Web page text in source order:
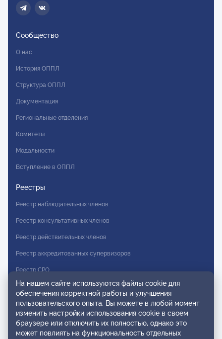
Сообщество
О нас
История ОППЛ
Структура ОППЛ
Документация
Региональные отделения
Комитеты
Модальности
Вступление в ОППЛ
Реестры
Реестр наблюдательных членов
Реестр консультативных членов
Реестр действительных членов
Реестр аккредитованных супервизоров
Реестр СРО
Сертификация
Сертификация тренеров и преподавателей
Экспертиза и регистрация авторских продуктов
На нашем сайте используются файлы cookie для
обеспечения корректной работы и улучшения
пользовательского опыта. Вы можете в любой момент
изменить настройки использования cookie в своем
браузере или отключить их полностью, однако это
может повлиять на функциональность отдельных